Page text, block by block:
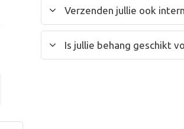
Verzenden jullie ook
Is jullie behang geschikt